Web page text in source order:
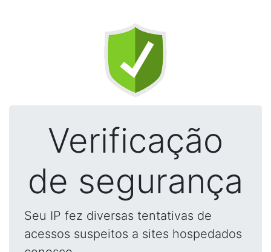
Verificação
de segurança
Seu IP fez diversas tentativas de
acessos suspeitos a sites hospedados